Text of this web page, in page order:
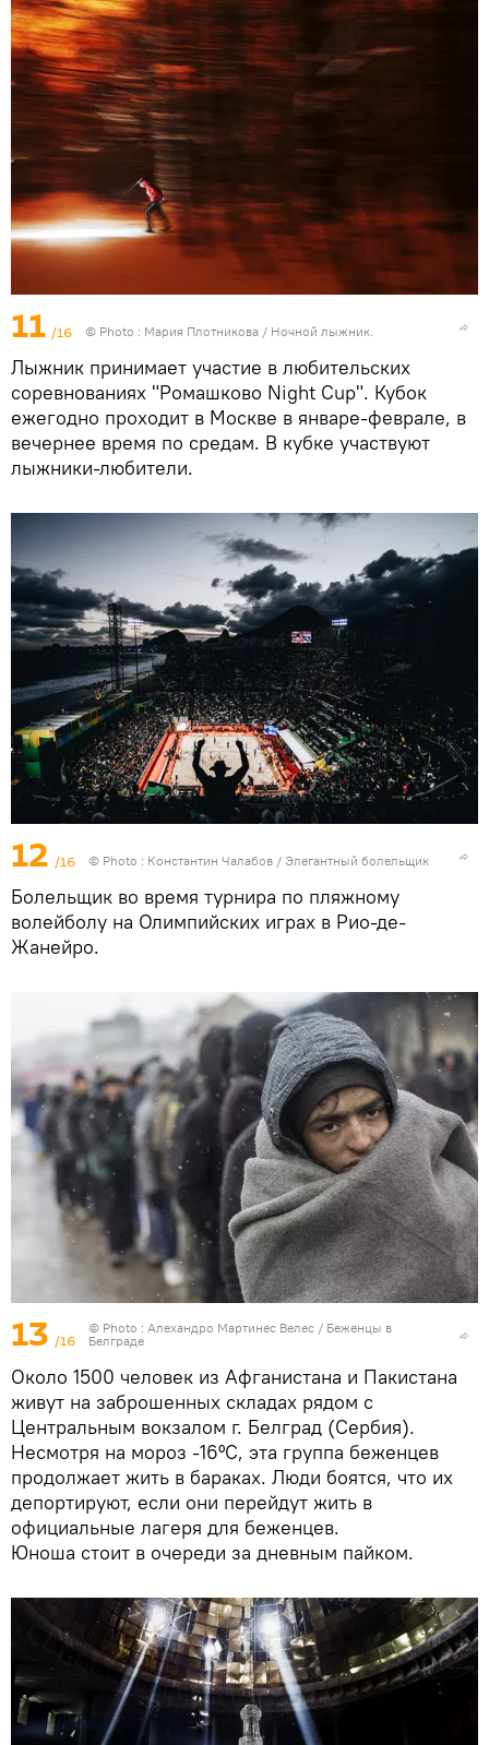
11 /16 © Photo : Мария Плотникова / Ночной лыжник.
Лыжник принимает участие в любительских
соревнованиях "Ромашково Night Cup". Кубок
ежегодно проходит в Москве в январе-феврале, в
вечернее время по средам. В кубке участвуют
лыжники-любители.
12 /16 © Photo : Константин Чалабов / Элегантный болельщик
Болельщик во время турнира по пляжному
волейболу на Олимпийских играх в Рио-де-
Жанейро.
13 /16
© Photo : Алехандро Мартинес Велес / Беженцы в
Белграде
Около 1500 человек из Афганистана и Пакистана
живут на заброшенных складах рядом с
Центральным вокзалом г. Белград (Сербия).
Несмотря на мороз -16ºC, эта группа беженцев
продолжает жить в бараках. Люди боятся, что их
депортируют, если они перейдут жить в
официальные лагеря для беженцев.
Юноша стоит в очереди за дневным пайком.